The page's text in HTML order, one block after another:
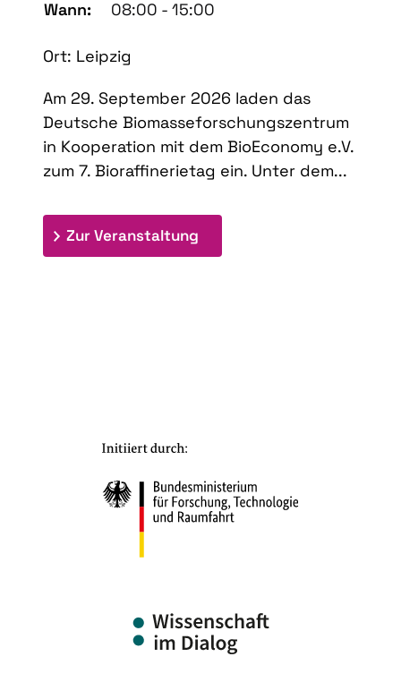
Wann:
08:00 - 15:00
Ort: Leipzig
Am 29. September 2026 laden das
Deutsche Biomasseforschungszentrum
in Kooperation mit dem BioEconomy e.V.
zum 7. Bioraffinerietag ein. Unter dem...
Zur Veranstaltung